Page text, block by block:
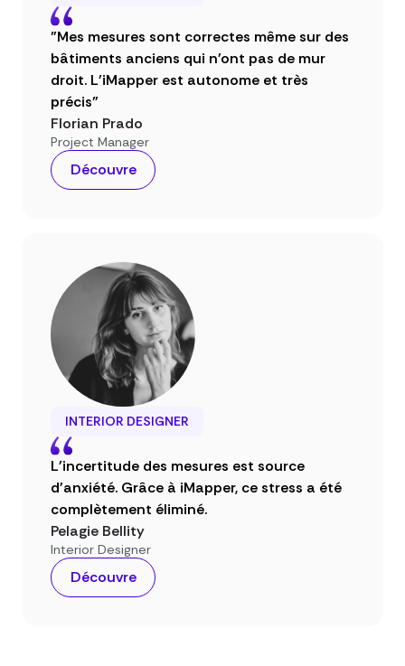
"Mes mesures sont correctes même sur des
bâtiments anciens qui n'ont pas de mur
droit. L'iMapper est autonome et très
précis"
Florian Prado
Project Manager
Découvre
INTERIOR DESIGNER
L'incertitude des mesures est source
d'anxiété. Grâce à iMapper, ce stress a été
complètement éliminé.
Pelagie Bellity
Interior Designer
Découvre